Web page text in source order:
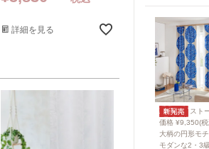
詳細を見る
スト
価格 ¥9,350(税
大柄の円形モ
モダンな2・3